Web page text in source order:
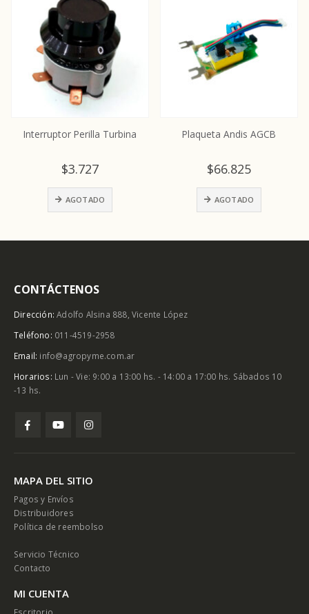
Plaqueta Andis AGCB
$
AGOTADO
Leva Oveja Negra
$
AÑADIR AL CARRITO
CONTÁCTENOS
Dirección: Adolfo Alsina 888, Vicente López
Teléfono: 011-4519-2958
Email: info@agropyme.com.ar
Horarios: Lun - Vie: 9:00 a 13:00 hs. - 14:00 a 17:00 hs. Sábados 10
-13 hs.
MAPA DEL SITIO
Pagos y Envíos
Distribuidores
Política de reembolso
Servicio Técnico
Contacto
MI CUENTA
Escritorio